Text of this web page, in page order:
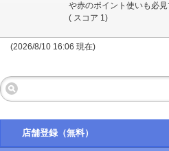
や赤のポイント使いも必見
( スコア 1)
(2026/8/10 16:06 現在)
店舗登録（無料）